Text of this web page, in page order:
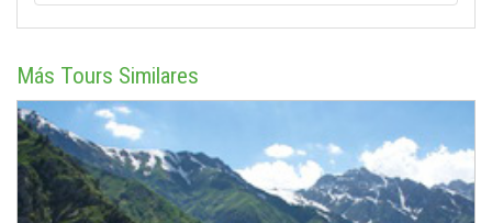
Más Tours Similares